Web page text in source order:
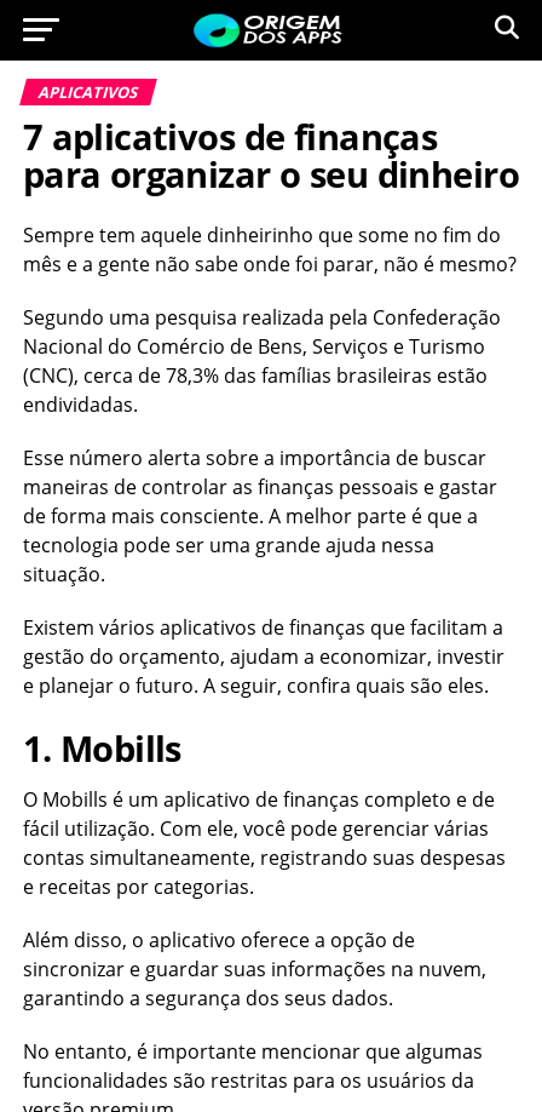
APLICATIVOS
7 aplicativos de finanças
para organizar o seu dinheiro
Sempre tem aquele dinheirinho que some no fim do
mês e a gente não sabe onde foi parar, não é mesmo?
Segundo uma pesquisa realizada pela Confederação
Nacional do Comércio de Bens, Serviços e Turismo
(CNC), cerca de 78,3% das famílias brasileiras estão
endividadas.
Esse número alerta sobre a importância de buscar
maneiras de controlar as finanças pessoais e gastar
de forma mais consciente. A melhor parte é que a
tecnologia pode ser uma grande ajuda nessa
situação.
Existem vários aplicativos de finanças que facilitam a
gestão do orçamento, ajudam a economizar, investir
e planejar o futuro. A seguir, confira quais são eles.
1. Mobills
O Mobills é um aplicativo de finanças completo e de
fácil utilização. Com ele, você pode gerenciar várias
contas simultaneamente, registrando suas despesas
e receitas por categorias.
Além disso, o aplicativo oferece a opção de
sincronizar e guardar suas informações na nuvem,
garantindo a segurança dos seus dados.
No entanto, é importante mencionar que algumas
funcionalidades são restritas para os usuários da